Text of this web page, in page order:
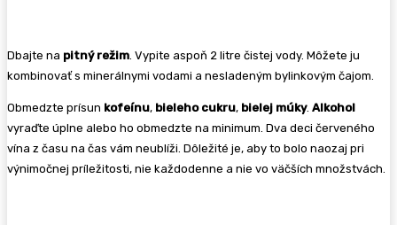
Dbajte na pitný režim. Vypite aspoň 2 litre čistej vody. Môžete ju
kombinovať s minerálnymi vodami a nesladeným bylinkovým čajom.
Obmedzte prísun kofeínu, bieleho cukru, bielej múky. Alkohol
vyraďte úplne alebo ho obmedzte na minimum. Dva deci červeného
vína z času na čas vám neublíži. Dôležité je, aby to bolo naozaj pri
výnimočnej príležitosti, nie každodenne a nie vo väčších množstvách.